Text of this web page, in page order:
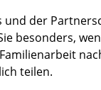
und der
besonders,
teilen.